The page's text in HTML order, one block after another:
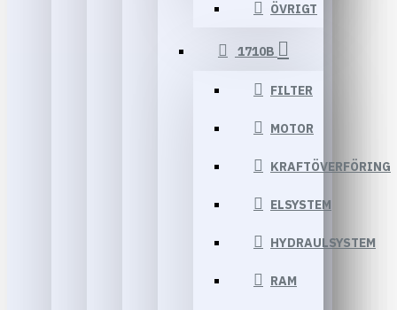
ÖVRIGT
1710B
FILTER
MOTOR
KRAFTÖVERFÖRING
ELSYSTEM
HYDRAULSYSTEM
RAM